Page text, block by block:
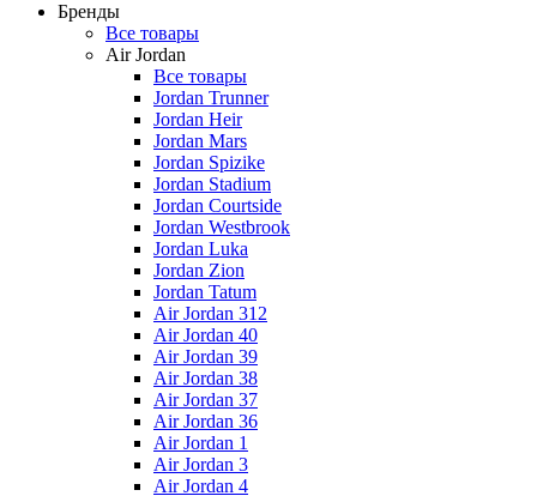
Бренды
Все товары
Air Jordan
Все товары
Jordan Trunner
Jordan Heir
Jordan Mars
Jordan Spizike
Jordan Stadium
Jordan Courtside
Jordan Westbrook
Jordan Luka
Jordan Zion
Jordan Tatum
Air Jordan 312
Air Jordan 40
Air Jordan 39
Air Jordan 38
Air Jordan 37
Air Jordan 36
Air Jordan 1
Air Jordan 3
Air Jordan 4